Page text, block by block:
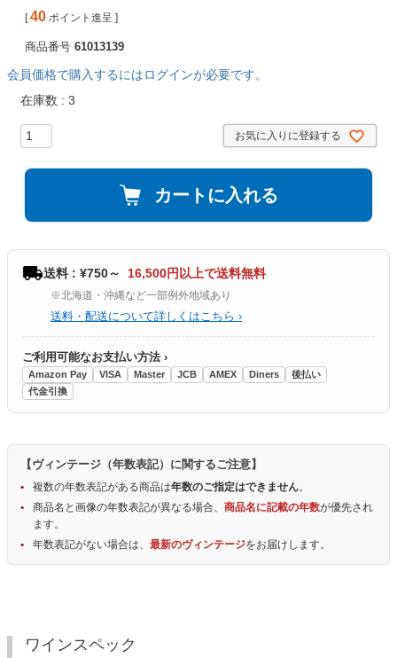
[ 40 ポイント進呈 ]
商品番号 61013139
会員価格で購入するにはログインが必要です。
在庫数
3
お気に入りに登録する
カートに入れる
送料 : ¥750～ 16,500円以上で送料無料
※北海道・沖縄など一部例外地域あり
送料・配送について詳しくはこちら ›
ご利用可能なお支払い方法 ›
Amazon Pay VISA Master JCB AMEX Diners
後払い
代金引換
【ヴィンテージ（年数表記）に関するご注意】
複数の年数表記がある商品は年数のご指定はできません。
商品名と画像の年数表記が異なる場合、 商品名に記載の年数が優先され
ます。
年数表記がない場合は、 最新のヴィンテージをお届けします。
ワインスペック